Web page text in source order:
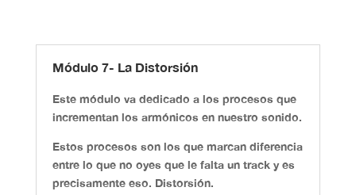
Módulo 7- La Distorsión
Este módulo va dedicado a los procesos que
incrementan los armónicos en nuestro sonido.
Estos procesos son los que marcan diferencia
entre lo que no oyes que le falta un track y es
precisamente eso. Distorsión.